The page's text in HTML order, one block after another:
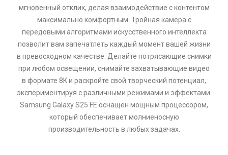
мгновенный отклик, делая взаимодействие с контентом
максимально комфортным. Тройная камера с
передовыми алгоритмами искусственного интеллекта
позволит вам запечатлеть каждый момент вашей жизни
в превосходном качестве. Делайте потрясающие снимки
при любом освещении, снимайте захватывающие видео
в формате 8K и раскройте свой творческий потенциал,
экспериментируя с различными режимами и эффектами.
Samsung Galaxy S25 FE оснащен мощным процессором,
который обеспечивает молниеносную
производительность в любых задачах.